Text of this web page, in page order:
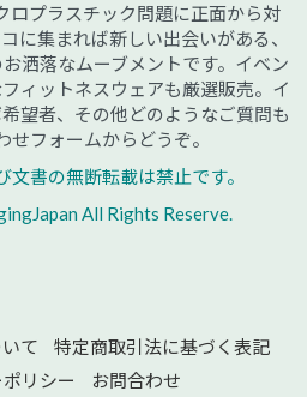
ロプラスチック問題に正面から対
に集まれば新しい出会いがある、
洒落なムーブメントです。イベン
ィットネスウェアも厳選販売。イ
望者、その他どのようなご質問も
せフォームからどうぞ。
文書の無断転載は禁止です。
All Rights Reserve.
て
特定商取引法に基づく表記
リシー
お問合わせ